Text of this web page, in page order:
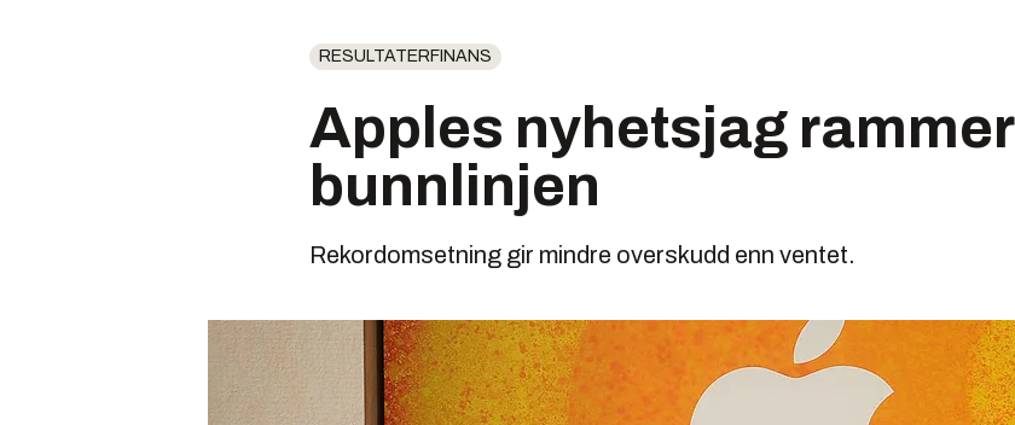
RESULTATERFINANS
Apples nyhetsjag rammer
bunnlinjen
Rekordomsetning gir mindre overskudd enn ventet.